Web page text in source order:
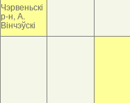
Чэрвеньскі
р-н, А.
Вінчэўскі